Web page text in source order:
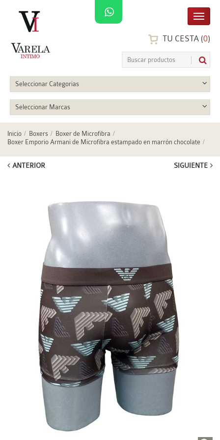
TU CESTA (0)
Seleccionar Categorias
Seleccionar Marcas
Inicio Boxers
Boxer de Microfibra
Boxer Emporio Armani de Microfibra estampado en marrón chocolate
ANTERIOR SIGUIENTE